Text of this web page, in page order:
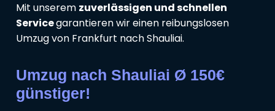
Mit unserem zuverlässigen und schnellen
Servicegarantieren wir einen reibungslosen
Umzug von Frankfurt nach Shauliai.
Umzug nach Shauliai Ø 150€
günstiger!